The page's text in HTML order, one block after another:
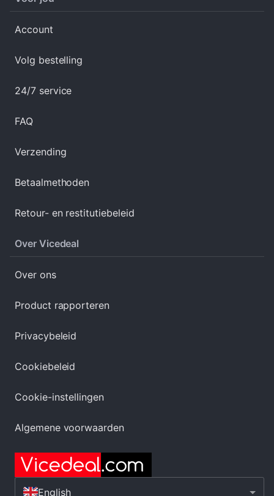
Account
Volg bestelling
24/7 service
FAQ
Verzending
Betaalmethoden
Retour- en restitutiebeleid
Over Vicedeal
Over ons
Product rapporteren
Privacybeleid
Cookiebeleid
Cookie-instellingen
Algemene voorwaarden
English